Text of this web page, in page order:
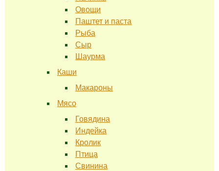
Овощи
Паштет и паста
Рыба
Сыр
Шаурма
Каши
Макароны
Мясо
Говядина
Индейка
Кролик
Птица
Свинина